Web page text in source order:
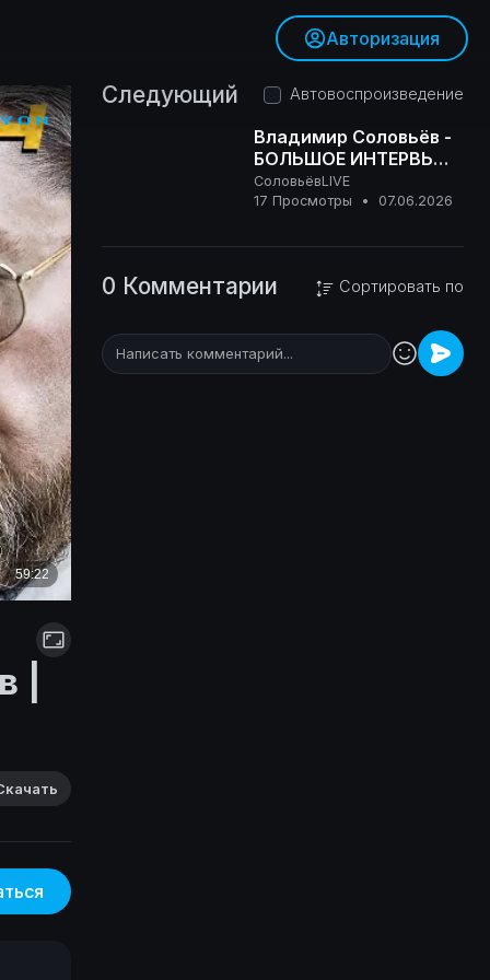
Авторизация
|
Следующий Автовоспроизведение
Владимир Соловьёв -
БОЛЬШОЕ ИНТЕРВЬЮ
Роджеру Кёппелю
СоловьёвLIVE
17 Просмотры
• 07.06.2026
0 Комментарии Сортировать по